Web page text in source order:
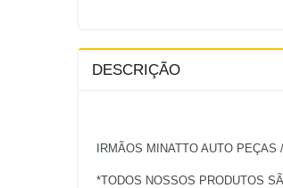
DESCRIÇÃO
IRMÃOS MINATTO AUTO
*TODOS NOSSOS PRODUTOS